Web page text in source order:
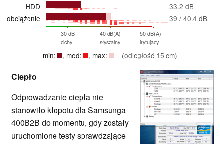
HDD
33.2 dB
obciążenie
39 / 40.4 dB
30 dB
cichy
40 dB(A)
słyszalny
50 dB(A)
irytujący
min: , med: , max: (odległość 15 cm)
Ciepło
Odprowadzanie ciepła nie
stanowiło kłopotu dla Samsunga
400B2B do momentu, gdy zostały
uruchomione testy sprawdzające